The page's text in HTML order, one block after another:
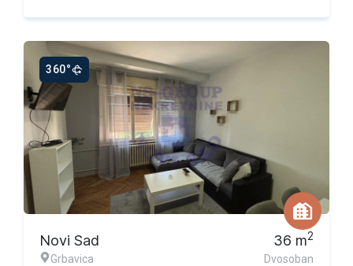
360°
Novi Sad
Grbavica
36 m2
Dvosoban